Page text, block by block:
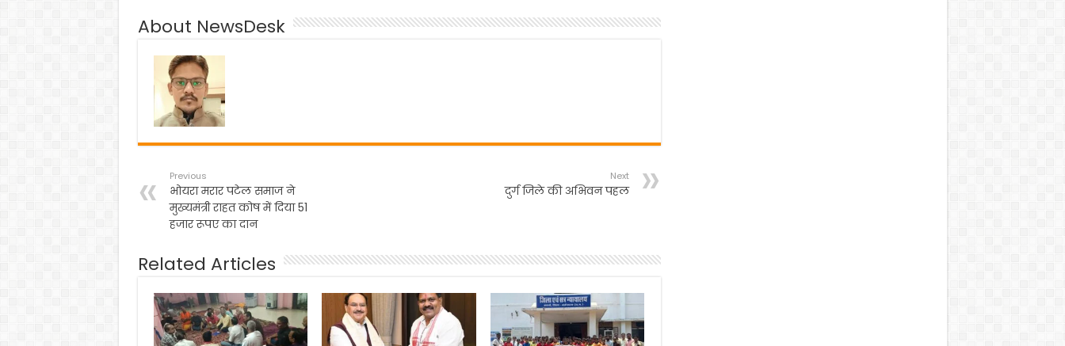
b
o
o
k
A a
About NewsDesk
Previous
भोयरा मरार पटेल समाज ने
मुख्यमंत्री राहत कोष में दिया 51
हजार रूपए का दान
Next
दुर्ग जिले की अभिवन पहल
Related Articles